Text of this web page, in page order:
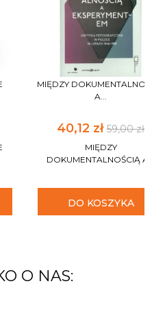
MIĘDZY DOKUMENTALNOŚCIĄ
A...
40,12 zł 59,00 zł
MIĘDZY
DOKUMENTALNOŚCIĄ A...
DO KOSZYKA
O NAS: